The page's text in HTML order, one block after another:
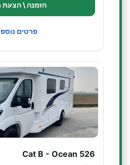
הזמנה \ הצעת
פרטים
Cat B - Ocean 526